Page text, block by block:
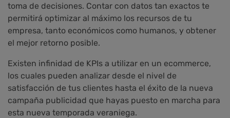
toma de decisiones. Contar con datos tan exactos te
permitirá optimizar al máximo los recursos de tu
empresa, tanto económicos como humanos, y obtener
el mejor retorno posible.
Existen infinidad de KPIs a utilizar en un ecommerce,
los cuales pueden analizar desde el nivel de
satisfacción de tus clientes hasta el éxito de la nueva
campaña publicidad que hayas puesto en marcha para
esta nueva temporada veraniega.